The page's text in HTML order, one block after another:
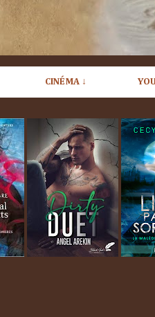
CINÉMA ↓